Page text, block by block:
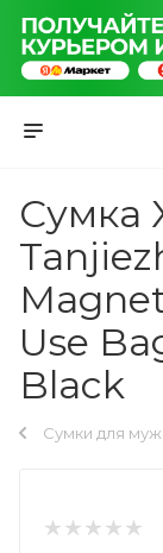
Сумка
Use
Black
Сумки для